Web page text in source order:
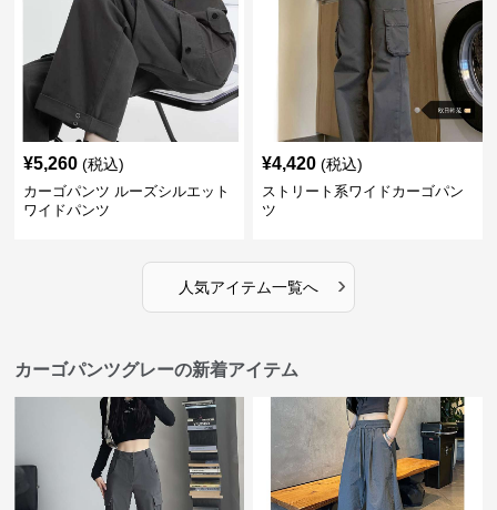
¥5,260 (税込)
カーゴパンツ ルーズシルエット
ワイドパンツ
¥4,420 (税込)
ストリート系ワイドカーゴパン
ツ
人気アイテム一覧へ ›
カーゴパンツグレーの新着アイテム